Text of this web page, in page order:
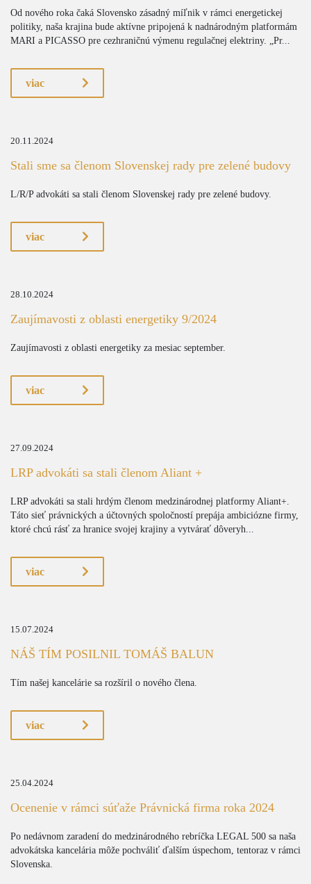
Od nového roka čaká Slovensko zásadný míľnik v rámci energetickej
politiky, naša krajina bude aktívne pripojená k nadnárodným platformám
MARI a PICASSO pre cezhraničnú výmenu regulačnej elektriny. „Pr...
viac
20.11.2024
Stali sme sa členom Slovenskej rady pre zelené budovy
L/R/P advokáti sa stali členom Slovenskej rady pre zelené budovy.
viac
28.10.2024
Zaujímavosti z oblasti energetiky 9/2024
Zaujímavosti z oblasti energetiky za mesiac september.
viac
27.09.2024
LRP advokáti sa stali členom Aliant +
LRP advokáti sa stali hrdým členom medzinárodnej platformy Aliant+.
Táto sieť právnických a účtovných spoločností prepája ambiciózne firmy,
ktoré chcú rásť za hranice svojej krajiny a vytvárať dôveryh...
viac
15.07.2024
NÁŠ TÍM POSILNIL TOMÁŠ BALUN
Tím našej kancelárie sa rozšíril o nového člena.
viac
25.04.2024
Ocenenie v rámci súťaže Právnická firma roka 2024
Po nedávnom zaradení do medzinárodného rebríčka LEGAL 500 sa naša
advokátska kancelária môže pochváliť ďalším úspechom, tentoraz v rámci
Slovenska.